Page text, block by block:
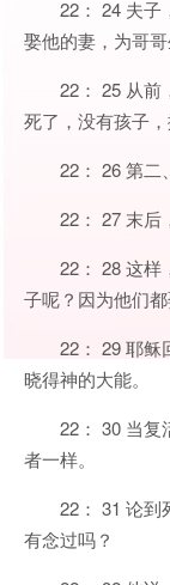
22： 24 夫子
娶他的妻，为哥哥
22： 25 从前
死了，没有孩子，
22： 26 第二
22： 27 末后
22： 28 这样
子呢？因为他们都
22： 29 耶稣
晓得神的大能。
22： 30 当复
者一样。
22： 31 论到
有念过吗？